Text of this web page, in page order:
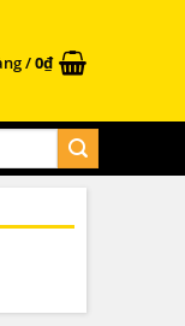
/0₫